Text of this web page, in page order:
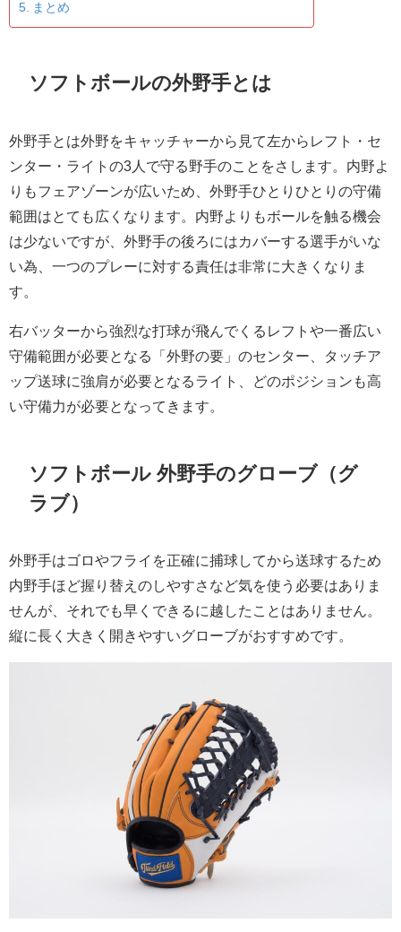
まとめ
ソフトボールの外野手とは
外野手とは外野をキャッチャーから見て左からレフト・セ
ンター・ライトの3人で守る野手のことをさします。内野よ
りもフェアゾーンが広いため、外野手ひとりひとりの守備
範囲はとても広くなります。内野よりもボールを触る機会
は少ないですが、外野手の後ろにはカバーする選手がいな
い為、一つのプレーに対する責任は非常に大きくなりま
す。
右バッターから強烈な打球が飛んでくるレフトや一番広い
守備範囲が必要となる「外野の要」のセンター、タッチア
ップ送球に強肩が必要となるライト、どのポジションも高
い守備力が必要となってきます。
ソフトボール 外野手のグローブ（グ
ラブ）
外野手はゴロやフライを正確に捕球してから送球するため
内野手ほど握り替えのしやすさなど気を使う必要はありま
せんが、それでも早くできるに越したことはありません。
縦に長く大きく開きやすいグローブがおすすめです。